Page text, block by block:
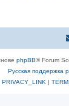
phpBB® Forum
Русская поддержка
PRIVACY_LINK |